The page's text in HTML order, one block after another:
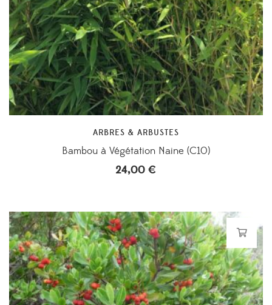
ARBRES & ARBUSTES
Bambou à Végétation Naine (C10)
24,00 €